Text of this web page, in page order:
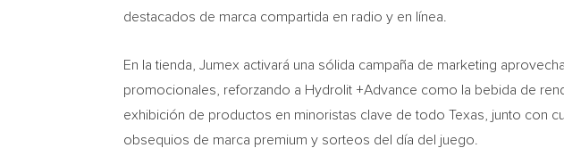
destacados de marca compartida en radio y en línea.
En la tienda, Jumex activará una sólida campaña de marketing
promocionales, reforzando a Hydrolit +Advance como la bebida de
exhibición de productos en minoristas clave de todo Texas, junto
obsequios de marca premium y sorteos del día del juego.